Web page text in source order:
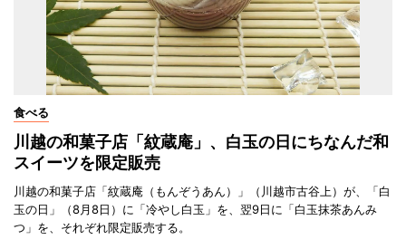
食べる
川越の和菓子店「紋蔵庵」、白玉の日にちなんだ和
スイーツを限定販売
川越の和菓子店「紋蔵庵（もんぞうあん）」（川越市古谷上）が、「白
玉の日」（8月8日）に「冷やし白玉」を、翌9日に「白玉抹茶あんみ
つ」を、それぞれ限定販売する。